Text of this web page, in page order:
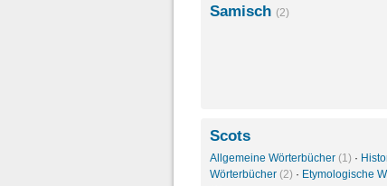
Samisch (2)
Scots
Allgemeine Wörterbücher (1) ·
Wörterbücher (2) · Etymologische